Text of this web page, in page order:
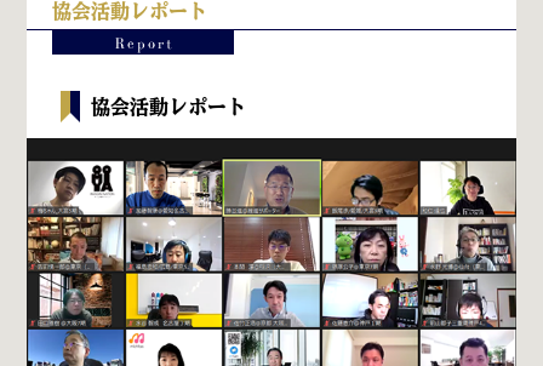
協会活動レポート
協会活動レポート